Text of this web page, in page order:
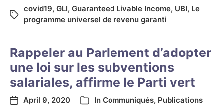
covid19, GLI, Guaranteed Livable Income, UBI, Le
programme universel de revenu garanti
Rappeler au Parlement d’adopter
une loi sur les subventions
salariales, affirme le Parti vert
April 9, 2020 In Communiqués, Publications